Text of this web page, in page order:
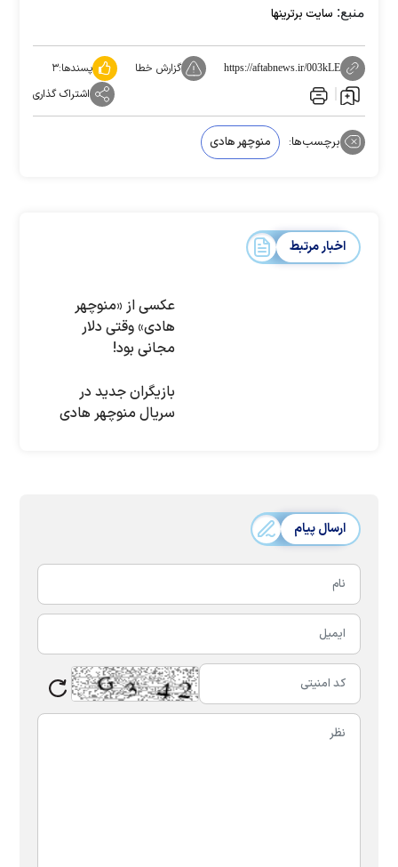
منبع: سایت برترینها
https://aftabnews.ir/003kLE گزارش خطا پسندها:۳
اشتراک گذاری
برچسب‌ها: منوچهر هادی
اخبار مرتبط
عکسی از «منوچهر
هادی» وقتی دلار
مجانی بود!
بازیگران جدید در
سریال منوچهر هادی
ارسال پیام